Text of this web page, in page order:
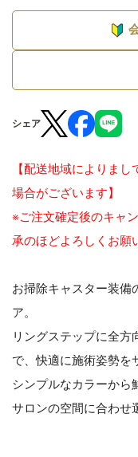
シェア
【配送地域によりま
場合がございます】
※ご注文確定後のキャ
承のほどよろしくお願
お掃除キャスター装備
ア。
リングステップに全方
で、快適に施術姿勢を
シンプルなカラーから
サロンの空間に合わせ